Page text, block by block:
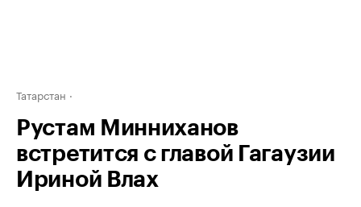
Татарстан
Рустам Минниханов
встретится с главой Гагаузии
Ириной Влах